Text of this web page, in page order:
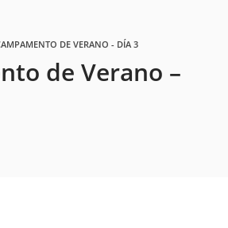
DE VERANO - DÍA 3
de Verano –